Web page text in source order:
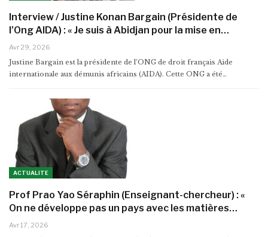
Interview / Justine Konan Bargain (Présidente de
l’Ong AIDA) : « Je suis à Abidjan pour la mise en…
Avr 29, 2026
Justine Bargain est la présidente de l’ONG de droit français Aide
internationale aux démunis africains (AIDA). Cette ONG a été…
ACTUALITE
Prof Prao Yao Séraphin (Enseignant-chercheur) : «
On ne développe pas un pays avec les matières…
Avr 17, 2026